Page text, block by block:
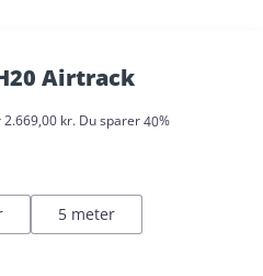
Airtrack
Regular price:
2.669,00 kr. Du sparer40%
5 meter